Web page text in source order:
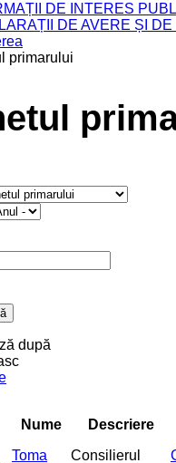
DE INTERES
DE AVERE ȘI
primarului
după
Nume
Descriere
Toma
Consilierul